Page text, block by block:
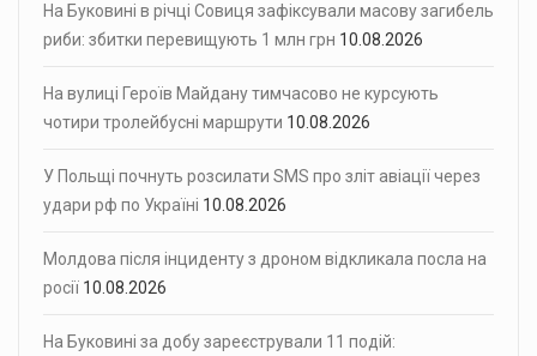
На Буковині в річці Совиця зафіксували масову загибель
риби: збитки перевищують 1 млн грн 10.08.2026
На вулиці Героїв Майдану тимчасово не курсують
чотири тролейбусні маршрути 10.08.2026
У Польщі почнуть розсилати SMS про зліт авіації через
удари рф по Україні 10.08.2026
Молдова після інциденту з дроном відкликала посла на
росії 10.08.2026
На Буковині за добу зареєстрували 11 подій: